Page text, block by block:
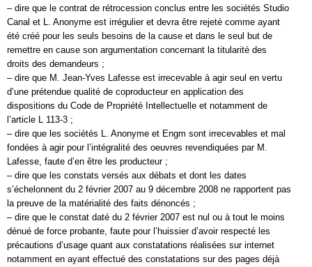
– dire que le contrat de rétrocession conclus entre les sociétés Studio
Canal et L. Anonyme est irrégulier et devra être rejeté comme ayant
été créé pour les seuls besoins de la cause et dans le seul but de
remettre en cause son argumentation concernant la titularité des
droits des demandeurs ;
– dire que M. Jean-Yves Lafesse est irrecevable à agir seul en vertu
d’une prétendue qualité de coproducteur en application des
dispositions du Code de Propriété Intellectuelle et notamment de
l’article L 113-3 ;
– dire que les sociétés L. Anonyme et Engm sont irrecevables et mal
fondées à agir pour l’intégralité des oeuvres revendiquées par M.
Lafesse, faute d’en être les producteur ;
– dire que les constats versés aux débats et dont les dates
s’échelonnent du 2 février 2007 au 9 décembre 2008 ne rapportent pas
la preuve de la matérialité des faits dénoncés ;
– dire que le constat daté du 2 février 2007 est nul ou à tout le moins
dénué de force probante, faute pour l’huissier d’avoir respecté les
précautions d’usage quant aux constatations réalisées sur internet
notamment en ayant effectué des constatations sur des pages déjà